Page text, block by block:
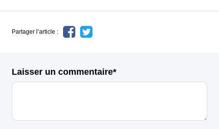
Partager l’article :
Laisser un commentaire*